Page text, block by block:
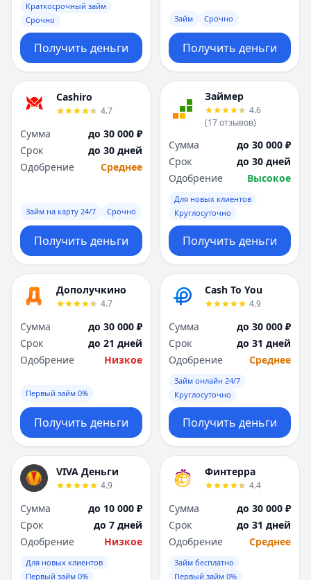
Х
Хабаровск
Ч
Чебоксары
Челябинск
Чита
Я
Ярославль
Вся Россия
Х
Хабаровск
Ч
Чебоксары
Челябинск
Чита
Я
Ярославль
Вся Россия
Краткосрочный займ
Срочно
Получить деньги
Займ Срочно
Получить деньги
Cashiro
4.7
Сумма
до 30 000 ₽
Срок
до 30 дней
Одобрение
Среднее
Займ на карту 24/7 Срочно
Получить деньги
Займер
4.6
(17отзывов)
Сумма
до 30 000 ₽
Срок
до 30 дней
Одобрение
Высокое
Для новых клиентов
Круглосуточно
Получить деньги
Дополучкино
4.7
Сумма
до 30 000 ₽
Срок
до 21 дней
Одобрение
Низкое
Первый займ 0%
Получить деньги
Cash To You
4.9
Сумма
до 30 000 ₽
Срок
до 31 дней
Одобрение
Среднее
Займ онлайн 24/7
Круглосуточно
Получить деньги
VIVA Деньги
4.9
Сумма
до 10 000 ₽
Срок
до 7 дней
Одобрение
Низкое
Для новых клиентов
Первый займ 0%
Финтерра
4.4
Сумма
до 30 000 ₽
Срок
до 31 дней
Одобрение
Среднее
Займ бесплатно
Первый займ 0%